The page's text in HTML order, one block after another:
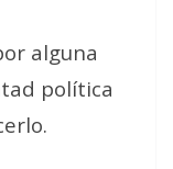
alguna
política